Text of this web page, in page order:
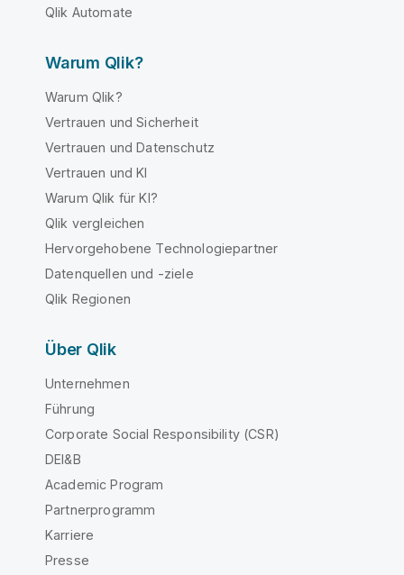
Qlik Automate
Warum Qlik?
Warum Qlik?
Vertrauen und Sicherheit
Vertrauen und Datenschutz
Vertrauen und KI
Warum Qlik für KI?
Qlik vergleichen
Hervorgehobene Technologiepartner
Datenquellen und -ziele
Qlik Regionen
Über Qlik
Unternehmen
Führung
Corporate Social Responsibility (CSR)
DEI&B
Academic Program
Partnerprogramm
Karriere
Presse